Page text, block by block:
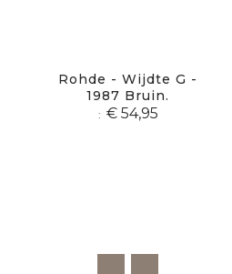
Rohde - Wijdte G -
1987 Bruin.
€ 54,95